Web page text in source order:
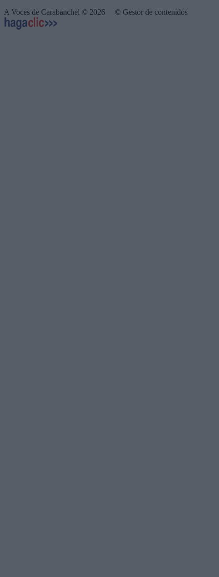
A Voces de Carabanchel © 2026 © Gestor de contenidos